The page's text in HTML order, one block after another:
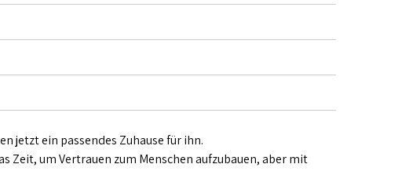
jetzt ein passendes Zuhause für ihn.
Zeit, um Vertrauen zum Menschen aufzubauen, aber mit